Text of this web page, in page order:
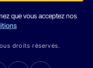
que vous acceptez nos
droits réservés.